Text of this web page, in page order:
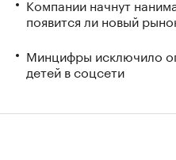
Компании начнут
появится ли новый
Минцифры исключило
детей в соцсети